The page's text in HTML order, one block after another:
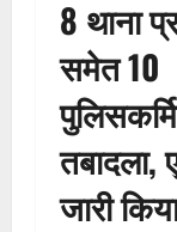
8 थाना
समेत 10
तबादला,
जारी